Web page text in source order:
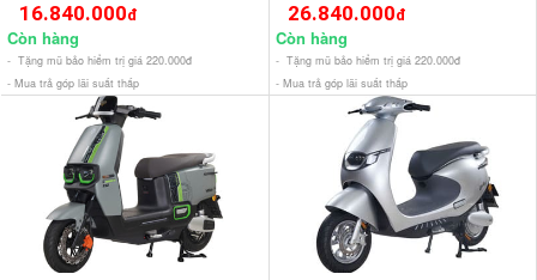
16.840.000đ
Còn hàng
- Tặng mũ bảo hiểm trị giá 220.000đ
- Mua trả góp lãi suất thấp
26.840.000đ
Còn hàng
- Tặng mũ bảo hiểm trị giá 220.000đ
- Mua trả góp lãi suất thấp